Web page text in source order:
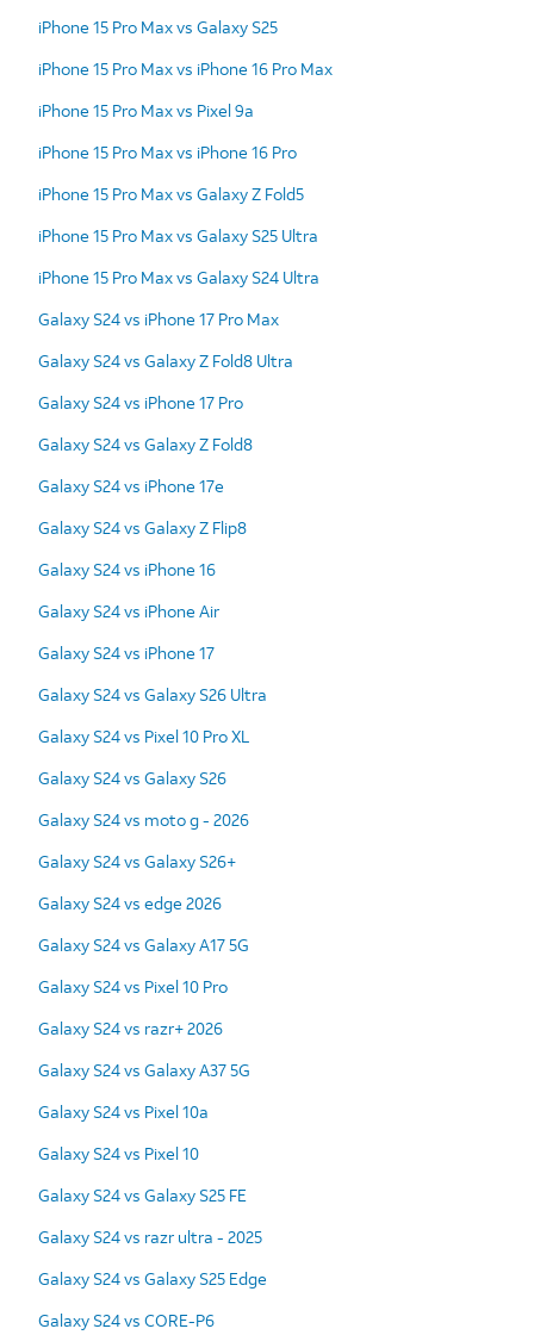
iPhone 15 Pro Max vs Galaxy S25
iPhone 15 Pro Max vs iPhone 16 Pro Max
iPhone 15 Pro Max vs Pixel 9a
iPhone 15 Pro Max vs iPhone 16 Pro
iPhone 15 Pro Max vs Galaxy Z Fold5
iPhone 15 Pro Max vs Galaxy S25 Ultra
iPhone 15 Pro Max vs Galaxy S24 Ultra
Galaxy S24 vs iPhone 17 Pro Max
Galaxy S24 vs Galaxy Z Fold8 Ultra
Galaxy S24 vs iPhone 17 Pro
Galaxy S24 vs Galaxy Z Fold8
Galaxy S24 vs iPhone 17e
Galaxy S24 vs Galaxy Z Flip8
Galaxy S24 vs iPhone 16
Galaxy S24 vs iPhone Air
Galaxy S24 vs iPhone 17
Galaxy S24 vs Galaxy S26 Ultra
Galaxy S24 vs Pixel 10 Pro XL
Galaxy S24 vs Galaxy S26
Galaxy S24 vs moto g - 2026
Galaxy S24 vs Galaxy S26+
Galaxy S24 vs edge 2026
Galaxy S24 vs Galaxy A17 5G
Galaxy S24 vs Pixel 10 Pro
Galaxy S24 vs razr+ 2026
Galaxy S24 vs Galaxy A37 5G
Galaxy S24 vs Pixel 10a
Galaxy S24 vs Pixel 10
Galaxy S24 vs Galaxy S25 FE
Galaxy S24 vs razr ultra - 2025
Galaxy S24 vs Galaxy S25 Edge
Galaxy S24 vs CORE-P6